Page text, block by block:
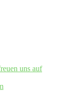
uns auf